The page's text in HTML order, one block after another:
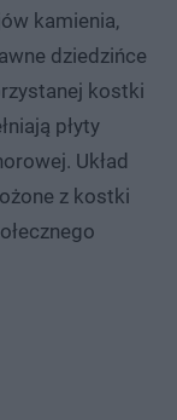
kamienia,
dziedzińce
kostki
płyty
Układ
z kostki